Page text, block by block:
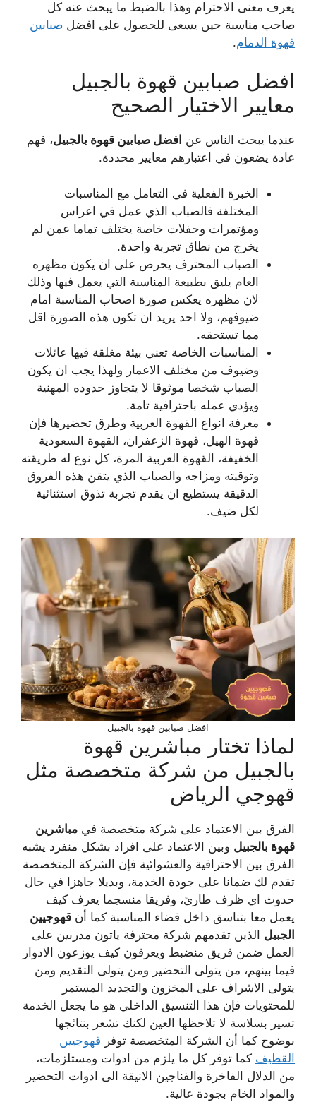
يعرف معنى الاحترام وهذا بالضبط ما يبحث عنه كل
صاحب مناسبة حين يسعى للحصول على افضل صبابين
قهوة الدمام.
افضل صبابين قهوة بالجبيل
معايير الاختيار الصحيح
عندما يبحث الناس عن افضل صبابين قهوة بالجبيل، فهم
عادة يضعون في اعتبارهم معايير محددة.
الخبرة الفعلية في التعامل مع المناسبات
المختلفة فالصباب الذي عمل في اعراس
ومؤتمرات وحفلات خاصة يختلف تماما عمن لم
يخرج من نطاق تجربة واحدة.
الصباب المحترف يحرص على ان يكون مظهره
العام يليق بطبيعة المناسبة التي يعمل فيها وذلك
لان مظهره يعكس صورة اصحاب المناسبة امام
ضيوفهم، ولا احد يريد ان تكون هذه الصورة اقل
مما تستحقه.
المناسبات الخاصة تعني بيئة مغلقة فيها عائلات
وضيوف من مختلف الاعمار ولهذا يجب ان يكون
الصباب شخصا موثوقا لا يتجاوز حدوده المهنية
ويؤدي عمله باحترافية تامة.
معرفة انواع القهوة العربية وطرق تحضيرها فإن
قهوة الهيل، قهوة الزعفران، القهوة السعودية
الخفيفة، القهوة العربية المرة، كل نوع له طريقته
وتوقيته ومزاجه والصباب الذي يتقن هذه الفروق
الدقيقة يستطيع ان يقدم تجربة تذوق استثنائية
لكل ضيف.
افضل صبابين قهوة بالجبيل
لماذا تختار مباشرين قهوة
بالجبيل من شركة متخصصة مثل
قهوجي الرياض
الفرق بين الاعتماد على شركة متخصصة في مباشرين
قهوة بالجبيل وبين الاعتماد على افراد بشكل منفرد يشبه
الفرق بين الاحترافية والعشوائية فإن الشركة المتخصصة
تقدم لك ضمانا على جودة الخدمة، وبديلا جاهزا في حال
حدوث اي ظرف طارئ، وفريقا منسجما يعرف كيف
يعمل معا بتناسق داخل فضاء المناسبة كما أن قهوجيين
الجبيل الذين تقدمهم شركة محترفة ياتون مدربين على
العمل ضمن فريق منضبط ويعرفون كيف يوزعون الادوار
فيما بينهم، من يتولى التحضير ومن يتولى التقديم ومن
يتولى الاشراف على المخزون والتجديد المستمر
للمحتويات فإن هذا التنسيق الداخلي هو ما يجعل الخدمة
تسير بسلاسة لا تلاحظها العين لكنك تشعر بنتائجها
بوضوح كما أن الشركة المتخصصة توفر قهوجيين
القطيف كما توفر كل ما يلزم من ادوات ومستلزمات،
من الدلال الفاخرة والفناجين الانيقة الى ادوات التحضير
والمواد الخام بجودة عالية.